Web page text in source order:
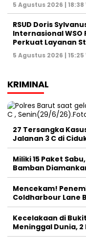
5 Agustus 2026 | 18:38
RSUD Doris
Internasional
Perkuat Layanan
5 Agustus 2026 | 15:25
KRIMINAL
27 Tersangka
Jalanan 3 C di
Miliki 15 Paket
Bamban
Mencekam!
Coldharbour Lane
Kecelakaan di
Meninggal Dunia, 2